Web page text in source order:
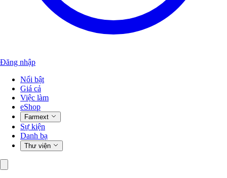
Đăng nhập
Nổi bật
Giá cả
Việc làm
eShop
Farmext
Sự kiện
Danh bạ
Thư viện